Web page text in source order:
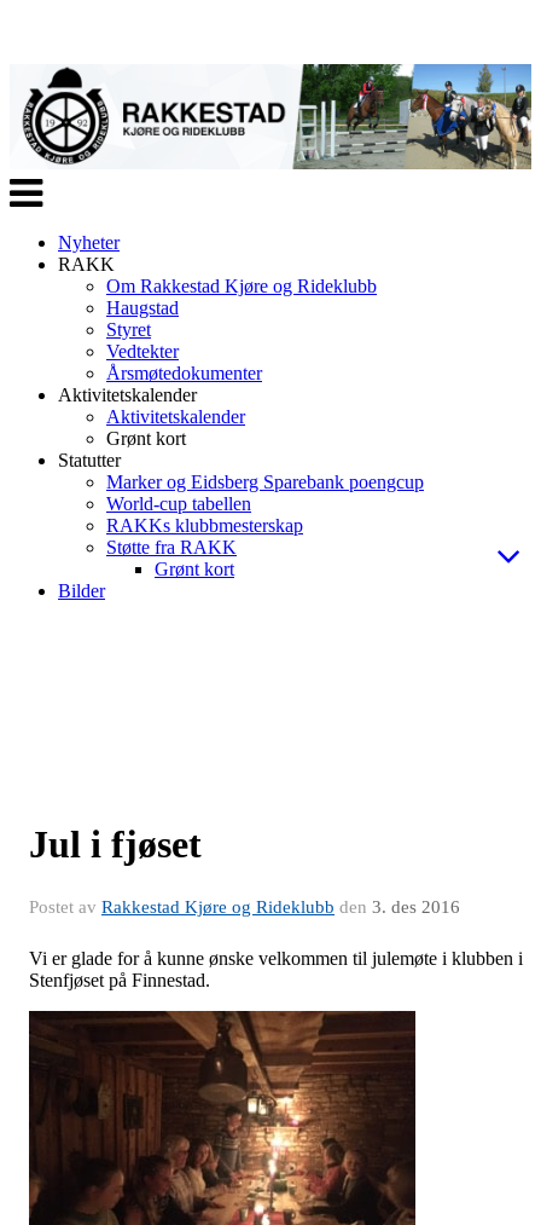
Veksle
navigasjon
Nyheter
RAKK
Om Rakkestad Kjøre og Rideklubb
Haugstad
Styret
Vedtekter
Årsmøtedokumenter
Aktivitetskalender
Aktivitetskalender
Grønt kort
Statutter
Marker og Eidsberg Sparebank poengcup
World-cup tabellen
RAKKs klubbmesterskap
Støtte fra RAKK
Grønt kort
Bilder
Jul i fjøset
Postet av Rakkestad Kjøre og Rideklubb den 3. des 2016
Vi er glade for å kunne ønske velkommen til julemøte i klubben i
Stenfjøset på Finnestad.